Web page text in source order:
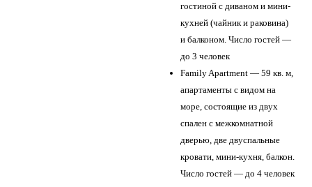
гостиной с диваном и мини-
кухней (чайник и раковина)
и балконом. Число гостей —
до 3 человек
Family Apartment — 59 кв. м,
апартаменты с видом на
море, состоящие из двух
спален с межкомнатной
дверью, две двуспальные
кровати, мини-кухня, балкон.
Число гостей — до 4 человек